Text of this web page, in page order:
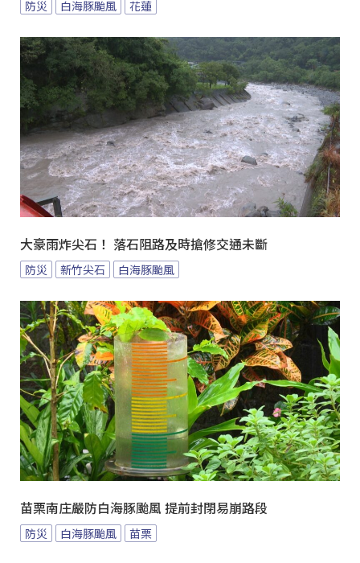
防災 白海豚颱風 花蓮
大豪雨炸尖石！ 落石阻路及時搶修交通未斷
防災 新竹尖石 白海豚颱風
苗栗南庄嚴防白海豚颱風 提前封閉易崩路段
防災 白海豚颱風 苗栗